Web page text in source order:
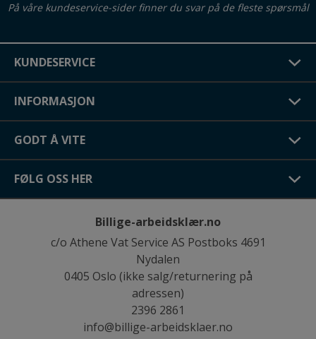
På våre kundeservice-sider finner du svar på de fleste spørsmål
KUNDESERVICE
INFORMASJON
GODT Å VITE
FØLG OSS HER
Billige-arbeidsklær.no
c/o Athene Vat Service AS Postboks 4691
Nydalen
0405 Oslo (ikke salg/returnering på
adressen)
2396 2861
info@billige-arbeidsklaer.no